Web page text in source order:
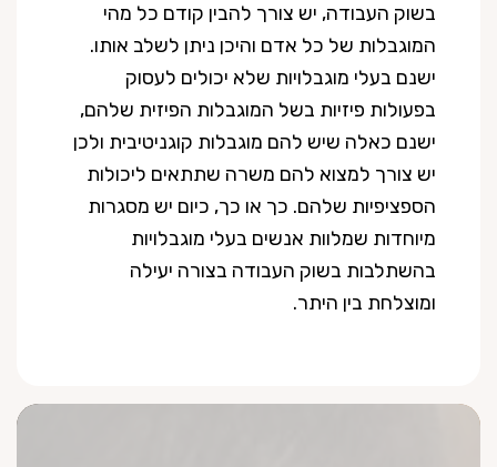
בשוק העבודה, יש צורך להבין קודם כל מהי
המוגבלות של כל אדם והיכן ניתן לשלב אותו.
ישנם בעלי מוגבלויות שלא יכולים לעסוק
בפעולות פיזיות בשל המוגבלות הפיזית שלהם,
ישנם כאלה שיש להם מוגבלות קוגניטיבית ולכן
יש צורך למצוא להם משרה שתתאים ליכולות
הספציפיות שלהם. כך או כך, כיום יש מסגרות
מיוחדות שמלוות אנשים בעלי מוגבלויות
בהשתלבות בשוק העבודה בצורה יעילה
ומוצלחת בין היתר.